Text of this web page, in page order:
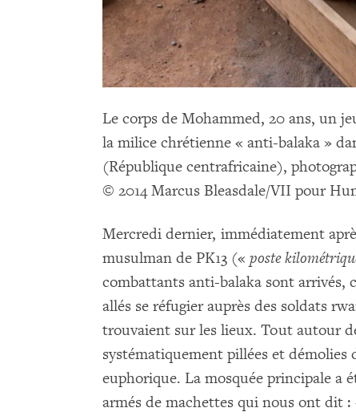
Le corps de Mohammed, 20 ans, un
la milice chrétienne « anti-balaka »
(République centrafricaine),
© 2014 Marcus Bleasdale/VII pour
Mercredi dernier, immédiatement
musulman de PK13 (« poste
combattants anti-balaka sont arrivés,
allés se réfugier auprès des soldats
trouvaient sur les lieux. Tout autour
systématiquement pillées et
euphorique. La mosquée principale a
armés de machettes qui nous ont dit :